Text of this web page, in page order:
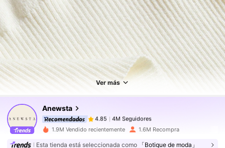
Ver más
Anewsta
4.85 4M Seguidores
4.85 4M Seguidores
r***k pagóHace 1 día
4.85 4M Seguidores
1.9M Vendido recientemente 1.6M Recompra
Esta tienda está seleccionada como 「Botique de moda」